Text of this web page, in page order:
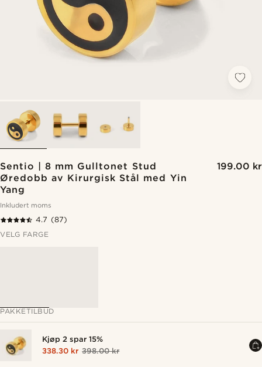
Sentio | 8 mm Gulltonet Stud
Øredobb av Kirurgisk Stål med Yin
Yang
199.00 kr
Inkludert moms
4.7 (87)
VELG FARGE
PAKKETILBUD
Kjøp 2 spar 15%
338.30 kr 398.00 kr